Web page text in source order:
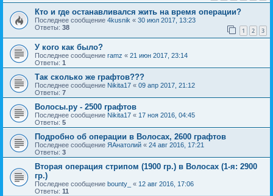
Кто и где останавливался жить на время операции?
Последнее сообщение 4kusnik « 30 июл 2017, 13:23
Ответы: 38 1 2 3
У кого как было?
Последнее сообщение ramz « 21 июн 2017, 23:14
Ответы: 1
Так сколько же графтов???
Последнее сообщение Nikita17 « 09 апр 2017, 21:12
Ответы: 7
Волосы.ру - 2500 графтов
Последнее сообщение Nikita17 « 17 ноя 2016, 04:45
Ответы: 5
Подробно об операции в Волосах, 2600 графтов
Последнее сообщение ЯАнатолий « 24 авг 2016, 17:21
Ответы: 3
Вторая операция стрипом (1900 гр.) в Волосах (1-я: 2900
гр.)
Последнее сообщение bounty_ « 12 авг 2016, 17:06
Ответы: 11